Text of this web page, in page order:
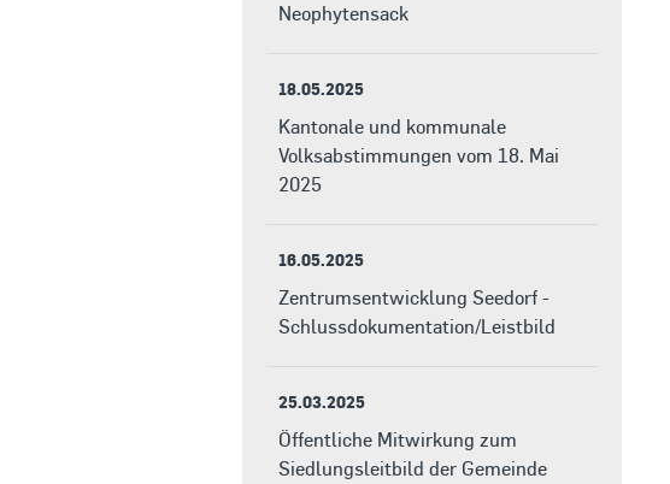
Neophytensack
18.05.2025
Kantonale und kommunale
Volksabstimmungen vom 18. Mai
2025
16.05.2025
Zentrumsentwicklung Seedorf -
Schlussdokumentation/Leistbild
25.03.2025
Öffentliche Mitwirkung zum
Siedlungsleitbild der Gemeinde